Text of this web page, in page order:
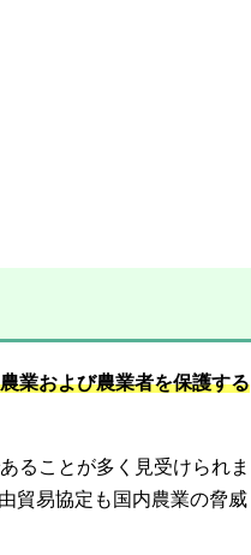
業および農業者を保護する
ることが多く見受けられま
貿易協定も国内農業の脅威